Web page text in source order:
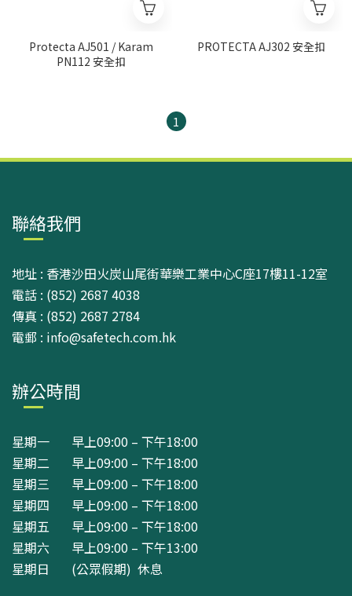
Protecta AJ501 / Karam
PN112 安全扣
PROTECTA AJ302 安全扣
1
聯絡我們
地址 : 香港沙田火炭山尾街華樂工業中心C座17樓11-12室
電話 : (852) 2687 4038
傳真 : (852) 2687 2784
電郵 : info@safetech.com.hk
辦公時間
星期一 早上09:00 – 下午18:00
星期二 早上09:00 – 下午18:00
星期三 早上09:00 – 下午18:00
星期四 早上09:00 – 下午18:00
星期五 早上09:00 – 下午18:00
星期六 早上09:00 – 下午13:00
星期日 (公眾假期) 休息